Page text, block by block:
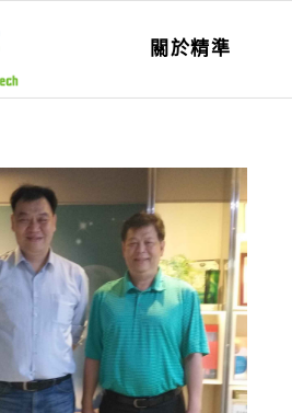
關於精準